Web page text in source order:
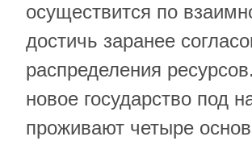
осуществится по
достичь заранее
распределения
новое государство под
проживают четыре